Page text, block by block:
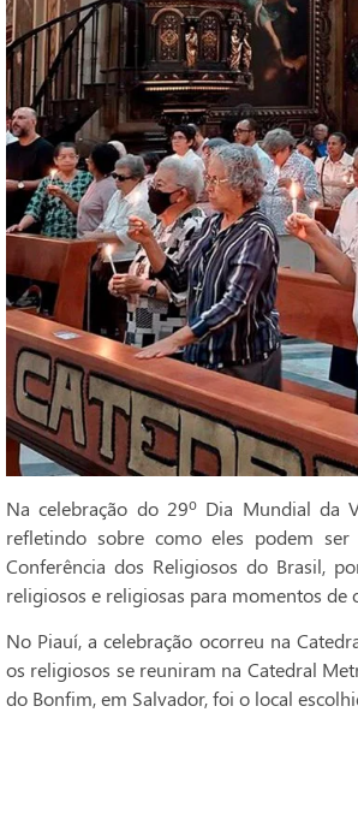
Na celebração do 29º Dia Mundial da
refletindo sobre como eles podem
Conferência dos Religiosos do Brasil,
religiosos e religiosas para momentos de
No Piauí, a celebração ocorreu na
os religiosos se reuniram na Catedral
do Bonfim, em Salvador, foi o local